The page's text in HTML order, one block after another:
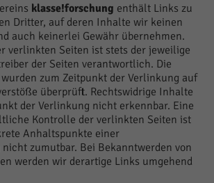
klasse!forschung enthält Links zu
Dritter, auf deren Inhalte wir keinen
auch keinerlei Gewähr übernehmen.
verlinkten Seiten ist stets der jeweilige
der Seiten verantwortlich. Die
zum Zeitpunkt der Verlinkung auf
überprüft. Rechtswidrige Inhalte
der Verlinkung nicht erkennbar. Eine
Kontrolle der verlinkten Seiten ist
Anhaltspunkte einer
zumutbar. Bei Bekanntwerden von
werden wir derartige Links umgehend